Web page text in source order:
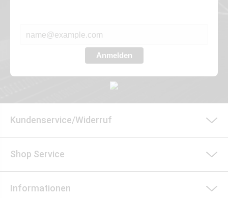
Anmelden
Kundenservice/Widerruf
Shop Service
Informationen